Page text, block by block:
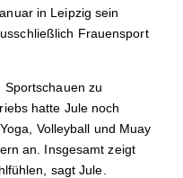
in Leipzig sein
Frauensport
zu
hatte Jule noch
Volleyball und Muay
an. Insgesamt zeigt
sagt Jule.